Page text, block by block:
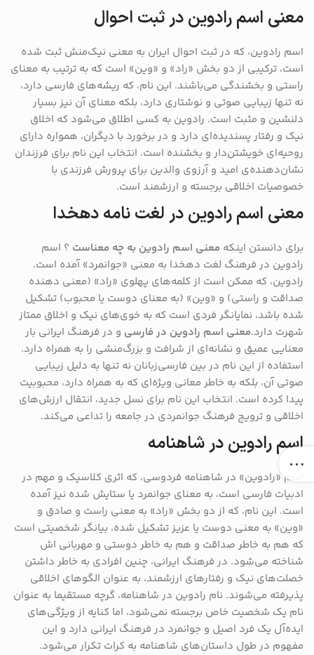
معنی اسم رادوین در ثبت احوال
اسم رادوین، که در ثبت احوال ایران به معنی نیک‌منش ثبت شده
است، ترکیبی از دو بخش «راد» و «وین» است که به ترتیب به معنای
راستی و بخشندگی می‌باشند. این نام، که ریشه‌های فارسی دارد،
نه تنها زیبایی صوتی و نوشتاری دارد، بلکه معنای آن نیز بسیار
دلنشین و مثبت است. رادوین به کسی اطلاق می‌شود که اخلاق
نیک و رفتار پسندیده‌ای دارد و در برخورد با دیگران، همواره دارای
روحیه‌ای خویشتن‌دار و بخشنده است. انتخاب این نام برای فرزندان
نشان‌دهنده‌ی امید و آرزوی والدین برای پرورش فرزندی با
خصوصیات اخلاقی برجسته و ارزشمند است.
معنی اسم رادوین در لغت نامه دهخدا
برای دانستن اینکه معنی اسم رادوین به چه معناست ؟ اسم
رادوین در فرهنگ لغت دهخدا به معنی «جوانمرد» آمده است.
رادوین، که ممکن است از کلمه‌های پهلوی «راد» (معنی دهنده
صداقت و راستی) و «وین» (به معنای دوست یا محبوب) تشکیل
شده باشد، نمایانگر فردی است که به خوی‌های نیک و اخلاق ممتاز
شهرت دارد.معنی اسم رادوین در فارسی و در فرهنگ ایرانی بار
معنایی عمیق و نشانه‌ای از شرافت و بزرگ‌منشی را به همراه دارد.
استفاده از این نام در بین فارسی‌زبانان نه تنها به دلیل زیبایی
صوتی آن، بلکه به خاطر معانی ویژه‌ای که به همراه دارد، محبوبیت
پیدا کرده است. انتخاب این نام برای نسل جدید، انتقال ارزش‌های
اخلاقی و ترویج فرهنگ جوانمردی در جامعه را تداعی می‌کند.
اسم رادوین در شاهنامه
اسم «رادوین» در شاهنامه فردوسی، که اثری کلاسیک و مهم در
ادبیات فارسی است، به معنای جوانمرد یا ستایش شده نیز آمده
است. این نام، که از دو بخش «راد» به معنی راست و صادق و
«وین» به معنی دوست یا عزیز تشکیل شده، بیانگر شخصیتی است
که هم به خاطر صداقت و هم به خاطر دوستی و مهربانی اش
شناخته می‌شود. در فرهنگ ایرانی، چنین افرادی به خاطر داشتن
خصلت‌های نیک و رفتارهای ارزشمند، به عنوان الگوهای اخلاقی
پذیرفته می‌شوند. نام رادوین در شاهنامه، گرچه مستقیما به عنوان
نام یک شخصیت خاص برجسته نمی‌شود، اما کنایه از ویژگی‌های
ایده‌آل یک فرد اصیل و جوانمرد در فرهنگ ایرانی دارد و این
مفهوم در طول داستان‌های شاهنامه به کرات تکرار می‌شود.